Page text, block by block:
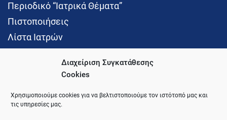
Διαχείριση Συγκατάθεσης
Cookies
Χρησιμοποιούμε cookies για να βελτιστοποιούμε τον ιστότοπό μας και
τις υπηρεσίες μας.
Περιοδικό “Ιατρικά Θέματα”
Πιστοποιήσεις
Λίστα Ιατρών
Social Media